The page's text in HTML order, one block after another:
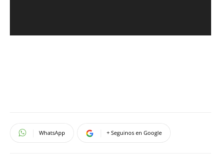
WhatsApp + Seguinos en Google